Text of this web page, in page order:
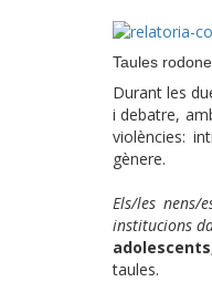
Taules
Durant les
i debatre,
violències:
gènere.
Els/les nens/
institucions
taules.